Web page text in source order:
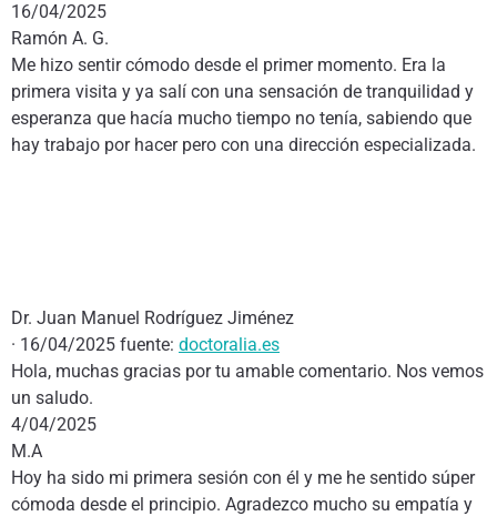
16/04/2025
Ramón A. G.
Me hizo sentir cómodo desde el primer momento. Era la
primera visita y ya salí con una sensación de tranquilidad y
esperanza que hacía mucho tiempo no tenía, sabiendo que
hay trabajo por hacer pero con una dirección especializada.
Dr. Juan Manuel Rodríguez Jiménez
· 16/04/2025 fuente: doctoralia.es
Hola, muchas gracias por tu amable comentario. Nos vemos
un saludo.
4/04/2025
M.A
Hoy ha sido mi primera sesión con él y me he sentido súper
cómoda desde el principio. Agradezco mucho su empatía y